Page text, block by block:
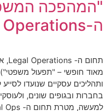
"המהפכה
ה-Legal Operations
מאוד חופשי – "תפעול משפטי")
ותהליכים עסקיים שנועדו
בחברות ובגופים שונים,